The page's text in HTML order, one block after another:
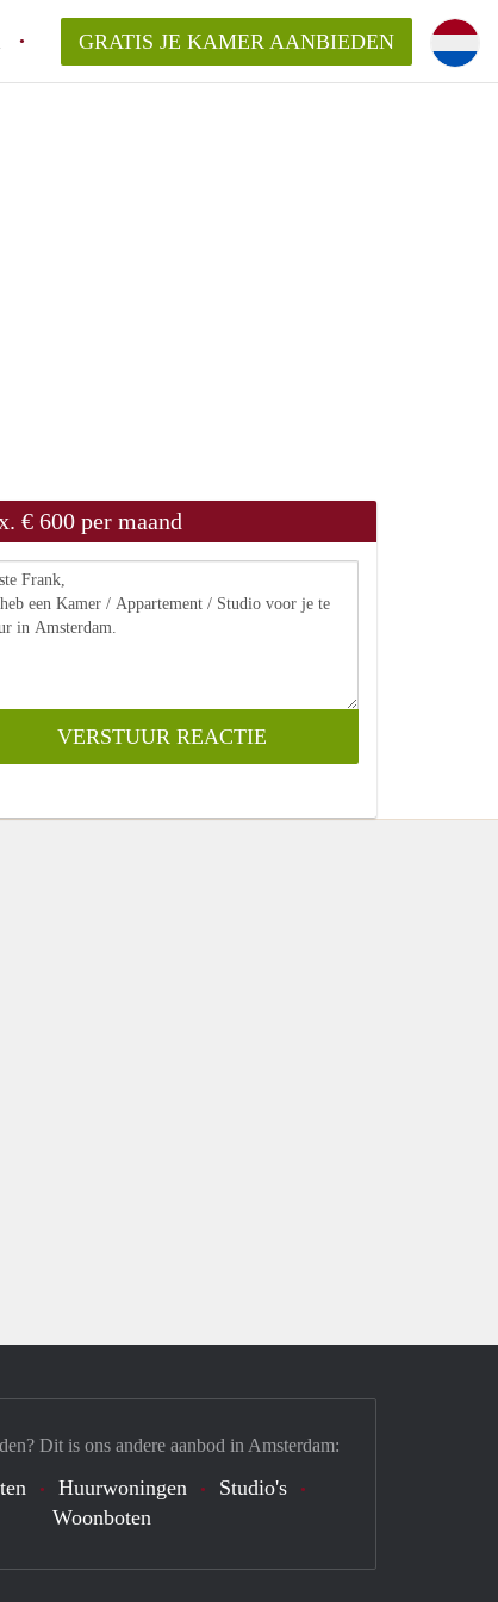
GRATIS JE KAMER AANBIEDEN
€ 600 per maand
Dit is ons andere aanbod in Amsterdam:
Huurwoningen
Studio's
Woonboten